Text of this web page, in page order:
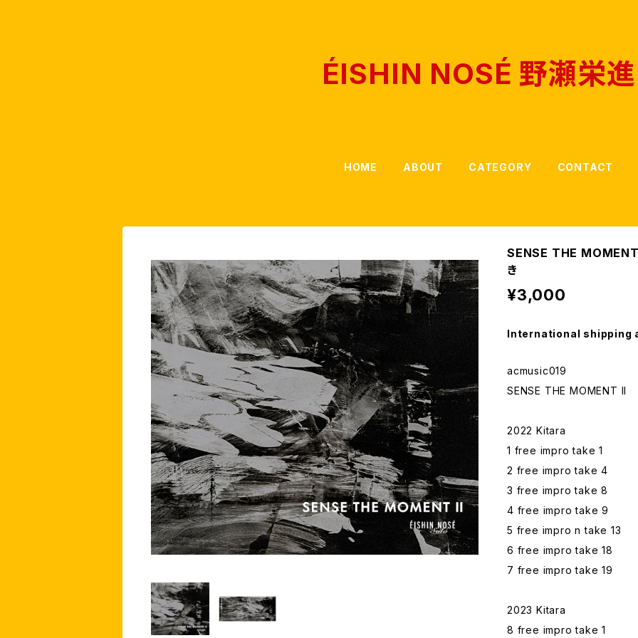
ÉISHIN NOSÉ 野瀬栄進
HOME ABOUT CATEGORY CONTACT
SENSE THE MOMENT
き
¥3,000
International shipping
acmusic019
SENSE THE MOMENT II
2022 Kitara
1 free impro take 1
2 free impro take 4
3 free impro take 8
4 free impro take 9
5 free impro n take 13
6 free impro take 18
7 free impro take 19
2023 Kitara
8 free impro take 1